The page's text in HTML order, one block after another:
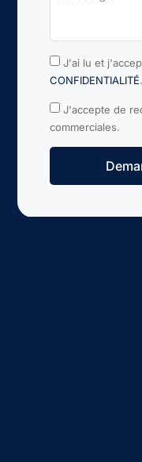
J'ai lu et
CONFIDENTIALITÉ.
J'accepte de
commerciales.